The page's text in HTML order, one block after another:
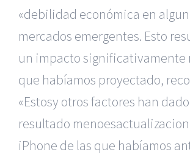
«debilidad económica en
mercados emergentes. Esto
un impacto significativamente
que habíamos proyectado,
«Estosy otros factores han
resultado
iPhone de las que habíamos